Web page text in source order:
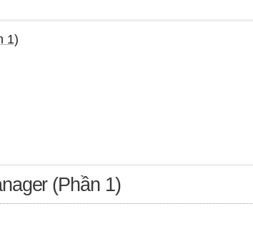
1)
(Phần 1)